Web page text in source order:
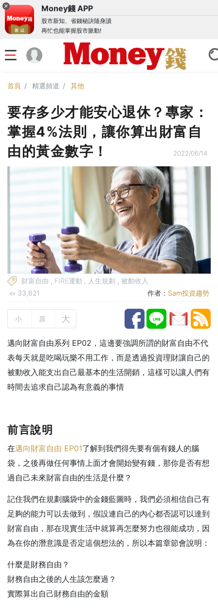
Money錢 APP
股市新知、省錢秘訣隨身讀
再忙也能掌握股市脈動!
首頁 精選頻道 其他
要存多少才能安心退休？專家：
掌握4%法則，讓你算出財富自
由的黃金數字！
2022/06/14
財富自由 , FIRE運動 , 人生規劃 , 被動收入
33,621
作者： Sam投資趨勢
小 原 大
邁向財富自由系列 EP02，這邊要強調所謂的財富自由不代
表每天就是吃喝玩樂不用工作，而是透過投資理財讓自己的
被動收入能支出自己最基本的生活開銷，這樣可以讓人們有
時間去追求自己認為有意義的事情
前言說明
在邁向財富自由 EP01了解到我們得先要有個有錢人的腦
袋，之後再做任何事情上面才會開始變有錢，那你是否有想
過自己未來財富自由的生活是什麼？
記住我們在規劃腦袋中的金錢藍圖時，我們必須相信自己有
足夠的能力可以去做到，假設連自己的內心都否認可以達到
財富自由，那在現實生活中就算再怎麼努力也很能成功， 因
為在你的潛意識是否定這個想法的，所以本篇章節會說明：
什麼是財務自由？
財務自由之後的人生該怎麼過？
實際算出自己財務自由的金額